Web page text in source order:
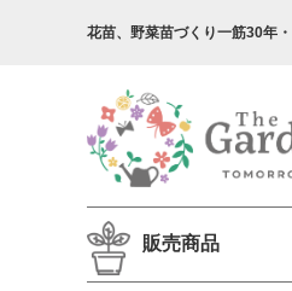
花苗、野菜苗づくり一筋30年・
販売商品